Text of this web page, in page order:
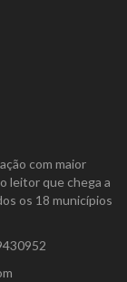
com maior
leitor que chega a
os 18 municípios